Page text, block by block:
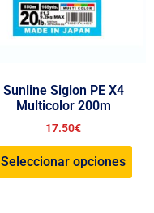
Sunline Siglon PE X4
Multicolor 200m
17.50€
Seleccionar opciones